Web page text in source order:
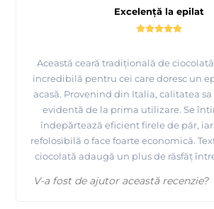
Excelență la epilat
Această ceară tradițională de
incredibilă pentru cei care doresc un
acasă. Provenind din Italia, calitatea
evidentă de la prima utilizare. Se
îndepărtează eficient firele de păr,
refolosibilă o face foarte economică.
ciocolată adaugă un plus de răsfăț
V-a fost de ajutor această recenzie?